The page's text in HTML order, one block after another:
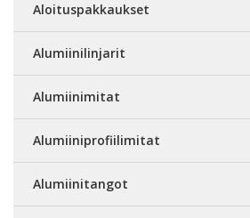
Aloituspakkaukset
Alumiinilinjarit
Alumiinimitat
Alumiiniprofiilimitat
Alumiinitangot